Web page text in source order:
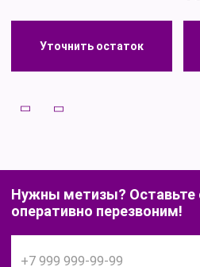
Уточнить остаток
Нужны метизы? Оставьте
оперативно перезвоним!